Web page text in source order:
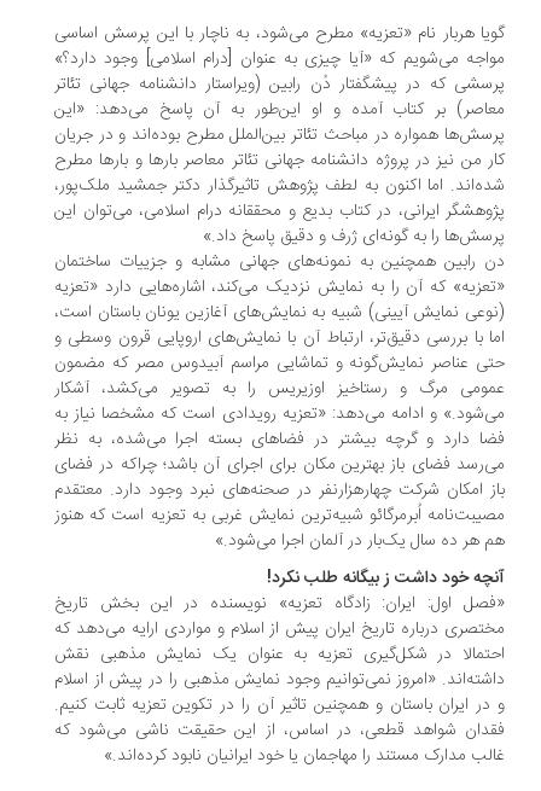
هربار نام «تعزیه» مطرح می‌شود، به ناچار با این پرسش اساسی
می‌شویم که «آیا چیزی به عنوان‌ [درام اسلامی] وجود دارد؟»
که در پیشگفتار دُن رابین (ویراستار دانشنامه جهانی تئاتر
بر کتاب آمده و او این‌طور به آن پاسخ می‌دهد: «این
همواره در مباحث تئاتر بین‌الملل مطرح بوده‌اند و در جریان
من نیز در پروژه دانشنامه جهانی تئاتر معاصر بارها و بارها مطرح
اما اکنون به لطف پژوهش تاثیرگذار دکتر جمشید ملک‌پور،
ایرانی، در کتاب بدیع و محققانه درام اسلامی، می‌توان این
را به گونه‌ای ژرف و دقیق پاسخ داد.»
رابین همچنین به نمونه‌های جهانی مشابه و جزییات ساختمان
که آن را به نمایش نزدیک می‌کند، اشاره‌هایی دارد «تعزیه
نمایش آیینی) شبیه به نمایش‌های آغازین یونان باستان است،
با بررسی دقیق‌تر، ارتباط آن با نمایش‌های اروپایی قرون وسطی و
عناصر نمایش‌گونه و تماشایی مراسم آبیدوس مصر که مضمون
مرگ و رستاخیز اوزیریس را به تصویر می‌کشد، آشکار
و ادامه می‌دهد: ‌«تعزیه رویدادی است که مشخصا نیاز به
دارد و گرچه بیشتر در فضاهای بسته اجرا می‌شده، به نظر
فضای باز بهترین مکان برای اجرای آن باشد؛ چراکه در فضای
امکان شرکت چهارهزارنفر در صحنه‌های نبرد وجود دارد. معتقدم
اُبرمرگائو شبیه‌ترین نمایش غربی به تعزیه است که هنوز
هر ده سال یک‌بار در آلمان اجرا می‌شود.»
خود داشت ز بیگانه طلب نکرد!
اول: ایران: زادگاه تعزیه» نویسنده در این بخش تاریخ
درباره تاریخ ایران پیش از اسلام و مواردی ارایه می‌دهد که
در شکل‌گیری تعزیه به عنوان یک نمایش مذهبی نقش
«امروز نمی‌توانیم وجود نمایش مذهبی را در پیش از اسلام
ایران باستان و همچنین تاثیر آن را در تکوین تعزیه ثابت کنیم.
شواهد قطعی، در اساس، از این حقیقت ناشی می‌شود که
مدارک مستند را مهاجمان یا خود ایرانیان نابود کرده‌اند.»